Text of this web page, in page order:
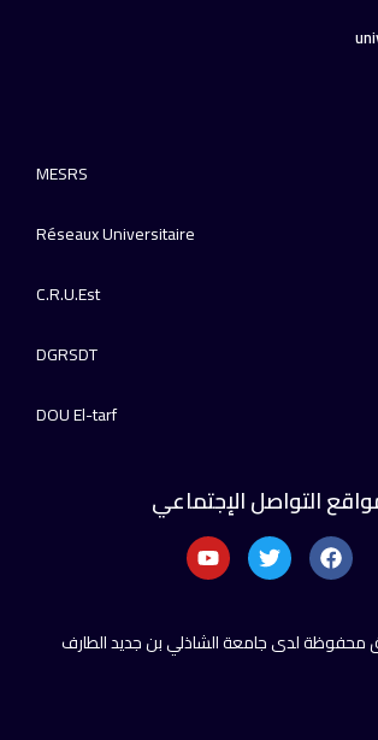
MESRS
Réseaux Universitaire
C.R.U.Est
DGRSDT
DOU El-tarf
التواصل الإجتماعي
لدى جامعة الشاذلي بن جديد الطارف